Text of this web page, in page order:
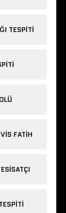
TESPITI
FATIH